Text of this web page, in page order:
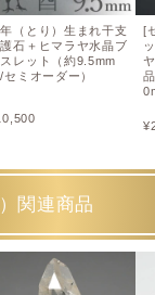
（とり）生まれ干支
石＋ヒマラヤ水晶ブ
レット（約9.5mm
セミオーダー）
[
¥
関連商品